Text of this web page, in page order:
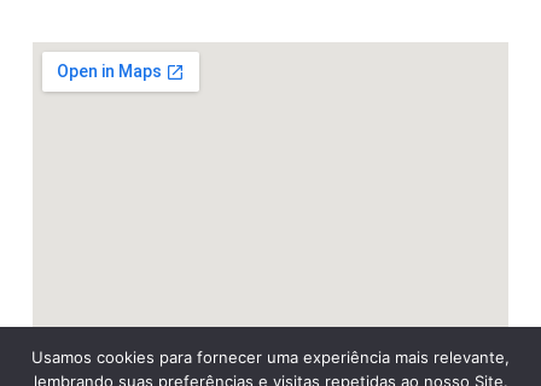
Usamos cookies para fornecer uma experiência mais relevante,
lembrando suas preferências e visitas repetidas ao nosso Site.